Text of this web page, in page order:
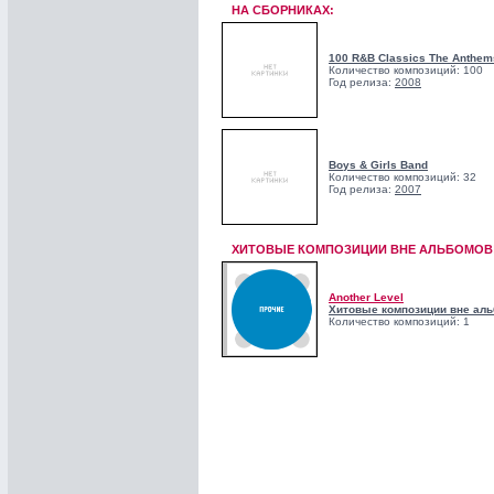
НА СБОРНИКАХ:
100 R&B Classics The
Количество композиций: 100
Год релиза: 2008
Boys & Girls Band
Количество композиций: 32
Год релиза: 2007
ХИТОВЫЕ КОМПОЗИЦИИ ВНЕ
Another Level
Хитовые композиции вне
Количество композиций: 1